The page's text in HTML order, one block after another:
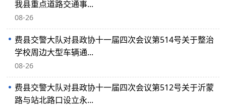
我县重点道路交通事...
08-26
费县交警大队对县政协十一届四次会议第514号关于整治
学校周边大型车辆通...
08-26
费县交警大队对县政协十一届四次会议第512号关于沂蒙
路与站北路口设立永...